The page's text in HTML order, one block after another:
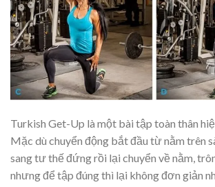
Turkish Get-Up là một bài tập toàn thân
Mặc dù chuyển động bắt đầu từ nằm trên
sang tư thế đứng rồi lại chuyển về nằm,
nhưng để tập đúng thì lại không đơn giản